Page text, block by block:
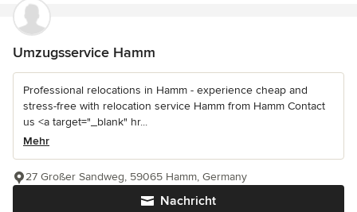
Umzugsservice Hamm
Professional relocations in Hamm - experience cheap and
stress-free with relocation service Hamm from Hamm Contact
us <a target="_blank" hr...
Mehr
Nachricht
27 Großer Sandweg, 59065 Hamm, Germany